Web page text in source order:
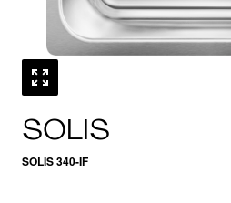
SOLIS
SOLIS 340-IF
1 /0